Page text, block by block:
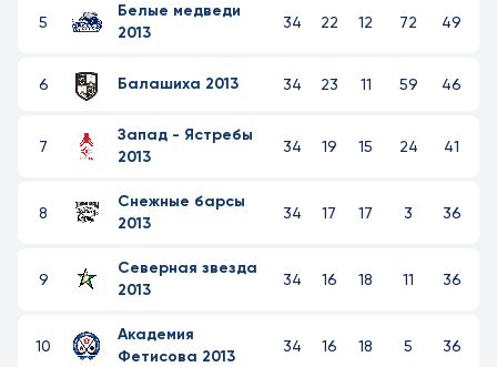
5
Белые медведи
2013
34 22 12 72 49
6 Балашиха 2013 34 23 11 59 46
7
Запад - Ястребы
2013
34 19 15 24 41
8
Снежные барсы
2013
34 17 17 3 36
9
Северная звезда
2013
34 16 18 11 36
10
Академия
Фетисова 2013
34 16 18 5 36